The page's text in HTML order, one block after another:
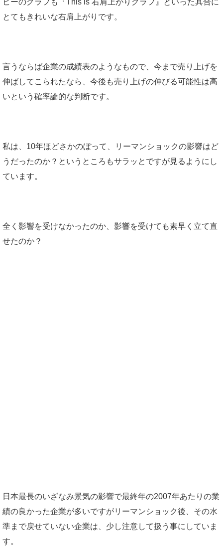
とてもきれいな右肩上がりです。
言うならば企業の成績表のようなもので、今まで売り上げを
伸ばしてこられたなら、今後も売り上げの伸びる可能性は高
いという確率論的な判断です。
私は、10年ほどさかのぼって、リーマンショックの影響はど
うだったのか？というところもサラッとですが見るようにし
ています。
全く影響を受けなかったのか、影響を受けても素早く立て直
せたのか？
日本最長のいざなみ景気の影響で最終年の2007年あたりの業
績の良かった企業が多いですがリーマンショック後、その水
準まで戻せていない企業は、少し注意して扱う事にしていま
す。